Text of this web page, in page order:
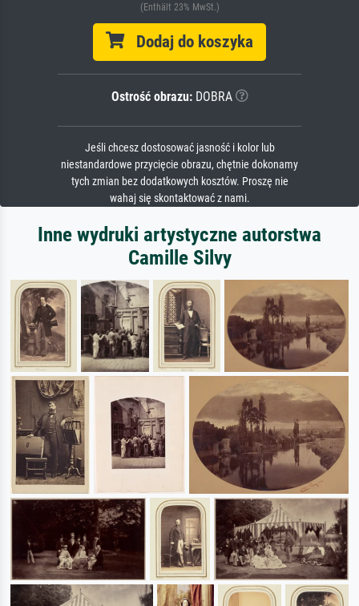
(Enthält 23% MwSt.)
Dodaj do koszyka
Ostrość obrazu:DOBRA
Jeśli chcesz dostosować jasność i kolor lub
niestandardowe przycięcie obrazu, chętnie dokonamy
tych zmian bez dodatkowych kosztów. Proszę nie
wahaj się skontaktować z nami.
Inne wydruki artystyczne autorstwa
Camille Silvy